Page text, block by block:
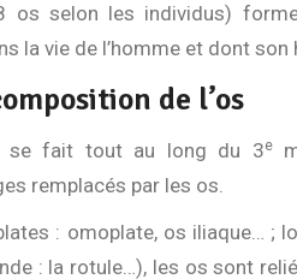
os selon les individus)
la vie de l’homme et dont son
de l’os
se fait tout au long du 3e
remplacés par les os.
: omoplate, os iliaque… ;
: la rotule…), les os sont